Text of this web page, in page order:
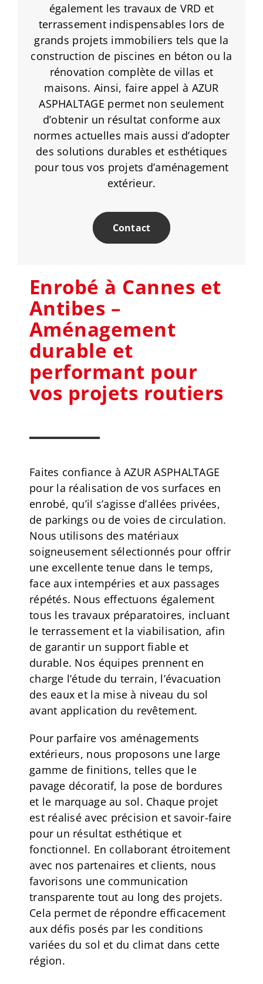
également les travaux de VRD et
terrassement indispensables lors de
grands projets immobiliers tels que la
construction de piscines en béton ou la
rénovation complète de villas et
maisons. Ainsi, faire appel à AZUR
ASPHALTAGE permet non seulement
d’obtenir un résultat conforme aux
normes actuelles mais aussi d’adopter
des solutions durables et esthétiques
pour tous vos projets d’aménagement
extérieur.
Contact
Enrobé à Cannes et
Antibes –
Aménagement
durable et
performant pour
vos projets routiers
Faites confiance à AZUR ASPHALTAGE
pour la réalisation de vos surfaces en
enrobé, qu’il s’agisse d’allées privées,
de parkings ou de voies de circulation.
Nous utilisons des matériaux
soigneusement sélectionnés pour offrir
une excellente tenue dans le temps,
face aux intempéries et aux passages
répétés. Nous effectuons également
tous les travaux préparatoires, incluant
le terrassement et la viabilisation, afin
de garantir un support fiable et
durable. Nos équipes prennent en
charge l’étude du terrain, l’évacuation
des eaux et la mise à niveau du sol
avant application du revêtement.
Pour parfaire vos aménagements
extérieurs, nous proposons une large
gamme de finitions, telles que le
pavage décoratif, la pose de bordures
et le marquage au sol. Chaque projet
est réalisé avec précision et savoir-faire
pour un résultat esthétique et
fonctionnel. En collaborant étroitement
avec nos partenaires et clients, nous
favorisons une communication
transparente tout au long des projets.
Cela permet de répondre efficacement
aux défis posés par les conditions
variées du sol et du climat dans cette
région.